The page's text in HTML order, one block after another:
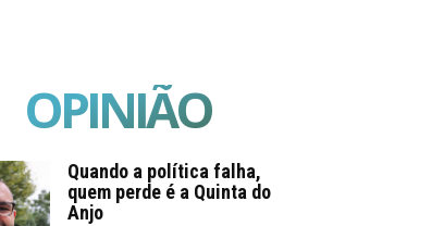
OPINIÃO
Quando a política falha,
quem perde é a Quinta do
Anjo